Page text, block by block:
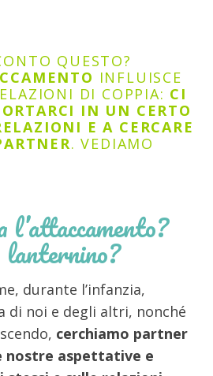
QUESTO?
INFLUISCE
DI COPPIA: CI
IN UN CERTO
E A CERCARE
. VEDIAMO
l’attaccamento?
durante l’infanzia,
di noi e degli altri, nonché
cerchiamo partner
nostre aspettative e